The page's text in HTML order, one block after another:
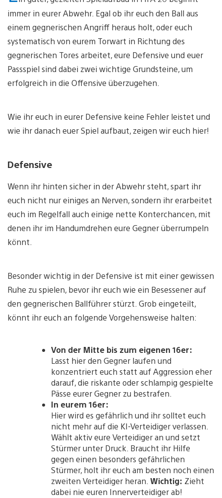
immer in eurer Abwehr. Egal ob ihr euch den Ball aus
einem gegnerischen Angriff heraus holt, oder euch
systematisch von eurem Torwart in Richtung des
gegnerischen Tores arbeitet, eure Defensive und euer
Passspiel sind dabei zwei wichtige Grundsteine, um
erfolgreich in die Offensive überzugehen.
Wie ihr euch in eurer Defensive keine Fehler leistet und
wie ihr danach euer Spiel aufbaut, zeigen wir euch hier!
Defensive
Wenn ihr hinten sicher in der Abwehr steht, spart ihr
euch nicht nur einiges an Nerven, sondern ihr erarbeitet
euch im Regelfall auch einige nette Konterchancen, mit
denen ihr im Handumdrehen eure Gegner überrumpeln
könnt.
Besonder wichtig in der Defensive ist mit einer gewissen
Ruhe zu spielen, bevor ihr euch wie ein Besessener auf
den gegnerischen Ballführer stürzt. Grob eingeteilt,
könnt ihr euch an folgende Vorgehensweise halten:
Von der Mitte bis zum eigenen 16er:
Lasst hier den Gegner laufen und
konzentriert euch statt auf Aggression eher
darauf, die riskante oder schlampig gespielte
Pässe eurer Gegner zu bestrafen.
In eurem 16er:
Hier wird es gefährlich und ihr solltet euch
nicht mehr auf die KI-Verteidiger verlassen.
Wählt aktiv eure Verteidiger an und setzt
Stürmer unter Druck. Braucht ihr Hilfe
gegen einen besonders gefährlichen
Stürmer, holt ihr euch am besten noch einen
zweiten Verteidiger heran. Wichtig: Zieht
dabei nie euren Innerverteidiger ab!